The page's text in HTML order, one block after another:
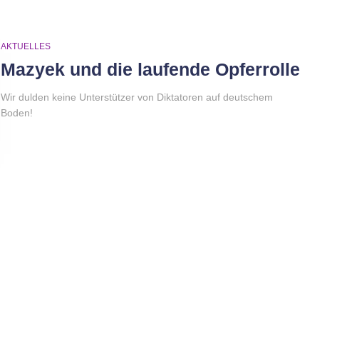
AKTUELLES
Mazyek und die laufende Opferrolle
Wir dulden keine Unterstützer von Diktatoren auf deutschem
Boden!